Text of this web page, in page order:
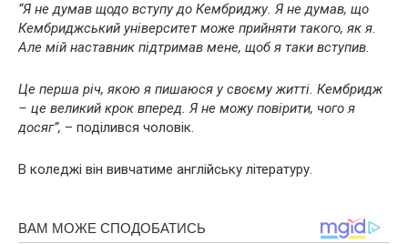
“Я не думав щодо вступу до Кембриджу. Я не думав, що
Кембриджський університет може прийняти такого, як я.
Але мій наставник підтримав мене, щоб я таки вступив.
Це перша річ, якою я пишаюся у своєму житті. Кембридж
– це великий крок вперед. Я не можу повірити, чого я
досяг”, – поділився чоловік.
В коледжі він вивчатиме англійську літературу.